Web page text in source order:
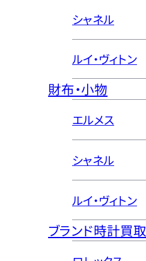
シャネル
ルイ・ヴィトン
財布・小物
エルメス
シャネル
ルイ・ヴィトン
ブランド時計買取